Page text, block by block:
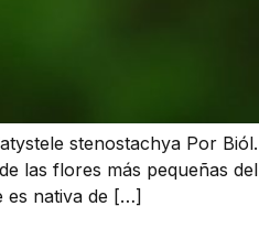
stenostachya Por Biól.
las flores más pequeñas del
es nativa de […]